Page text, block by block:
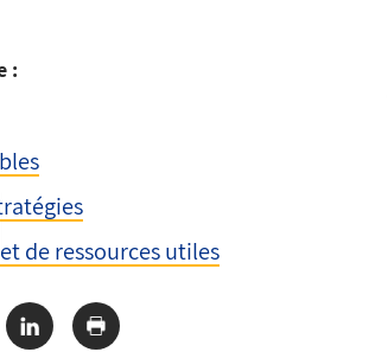
:
et de ressources utiles